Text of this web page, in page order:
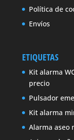
Política de
Envíos
ETIQUETAS
Kit alarma
precio
Pulsador
Kit alarma
Alarma aseo